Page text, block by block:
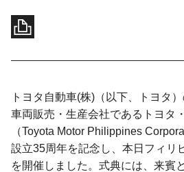
トヨタ自動車(株)（以下、トヨタ
車両販売・生産会社であるトヨタ
（Toyota Motor Philippines
設立35周年を記念し、本日フィリ
を開催しました。式典には、来賓